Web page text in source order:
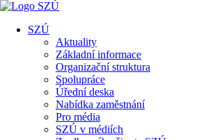
SZÚ
Aktuality
Základní informace
Organizační struktura
Spolupráce
Úřední deska
Nabídka zaměstnání
Pro média
SZÚ v médiích